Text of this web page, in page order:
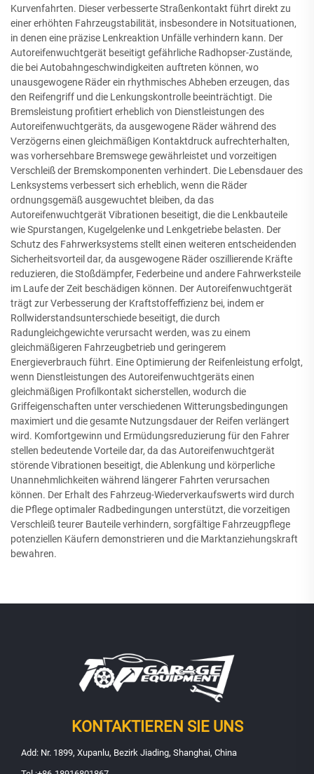
Kurvenfahrten. Dieser verbesserte Straßenkontakt führt direkt zu
einer erhöhten Fahrzeugstabilität, insbesondere in Notsituationen,
in denen eine präzise Lenkreaktion Unfälle verhindern kann. Der
Autoreifenwuchtgerät beseitigt gefährliche Radhopser-Zustände,
die bei Autobahngeschwindigkeiten auftreten können, wo
unausgewogene Räder ein rhythmisches Abheben erzeugen, das
den Reifengriff und die Lenkungskontrolle beeinträchtigt. Die
Bremsleistung profitiert erheblich von Dienstleistungen des
Autoreifenwuchtgeräts, da ausgewogene Räder während des
Verzögerns einen gleichmäßigen Kontaktdruck aufrechterhalten,
was vorhersehbare Bremswege gewährleistet und vorzeitigen
Verschleiß der Bremskomponenten verhindert. Die Lebensdauer des
Lenksystems verbessert sich erheblich, wenn die Räder
ordnungsgemäß ausgewuchtet bleiben, da das
Autoreifenwuchtgerät Vibrationen beseitigt, die die Lenkbauteile
wie Spurstangen, Kugelgelenke und Lenkgetriebe belasten. Der
Schutz des Fahrwerksystems stellt einen weiteren entscheidenden
Sicherheitsvorteil dar, da ausgewogene Räder oszillierende Kräfte
reduzieren, die Stoßdämpfer, Federbeine und andere Fahrwerksteile
im Laufe der Zeit beschädigen können. Der Autoreifenwuchtgerät
trägt zur Verbesserung der Kraftstoffeffizienz bei, indem er
Rollwiderstandsunterschiede beseitigt, die durch
Radungleichgewichte verursacht werden, was zu einem
gleichmäßigeren Fahrzeugbetrieb und geringerem
Energieverbrauch führt. Eine Optimierung der Reifenleistung erfolgt,
wenn Dienstleistungen des Autoreifenwuchtgeräts einen
gleichmäßigen Profilkontakt sicherstellen, wodurch die
Griffeigenschaften unter verschiedenen Witterungsbedingungen
maximiert und die gesamte Nutzungsdauer der Reifen verlängert
wird. Komfortgewinn und Ermüdungsreduzierung für den Fahrer
stellen bedeutende Vorteile dar, da das Autoreifenwuchtgerät
störende Vibrationen beseitigt, die Ablenkung und körperliche
Unannehmlichkeiten während längerer Fahrten verursachen
können. Der Erhalt des Fahrzeug-Wiederverkaufswerts wird durch
die Pflege optimaler Radbedingungen unterstützt, die vorzeitigen
Verschleiß teurer Bauteile verhindern, sorgfältige Fahrzeugpflege
potenziellen Käufern demonstrieren und die Marktanziehungskraft
bewahren.
KONTAKTIEREN SIE UNS
Add: Nr. 1899, Xupanlu, Bezirk Jiading, Shanghai, China